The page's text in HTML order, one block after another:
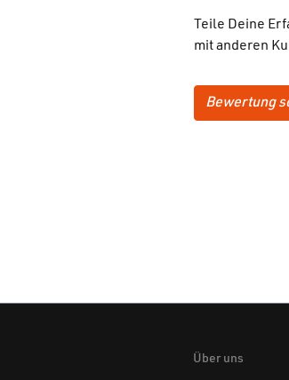
Teile Deine
mit anderen
Bewertung
Über uns